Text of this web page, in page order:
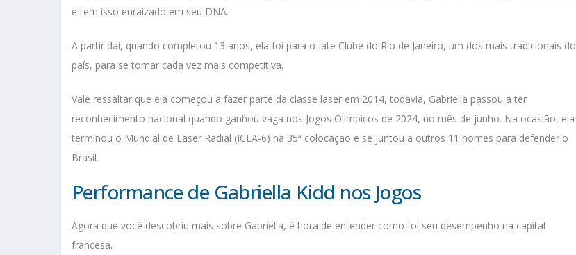
e tem isso enraizado em seu DNA.
A partir daí, quando completou 13 anos, ela foi para o Iate Clube do Rio de Janeiro, um dos mais tradicionais do
país, para se tornar cada vez mais competitiva.
Vale ressaltar que ela começou a fazer parte da classe laser em 2014, todavia, Gabriella passou a ter
reconhecimento nacional quando ganhou vaga nos Jogos Olímpicos de 2024, no mês de junho. Na ocasião, ela
terminou o Mundial de Laser Radial (ICLA-6) na 35ª colocação e se juntou a outros 11 nomes para defender o
Brasil.
Performance de Gabriella Kidd nos Jogos
Agora que você descobriu mais sobre Gabriella, é hora de entender como foi seu desempenho na capital
francesa.